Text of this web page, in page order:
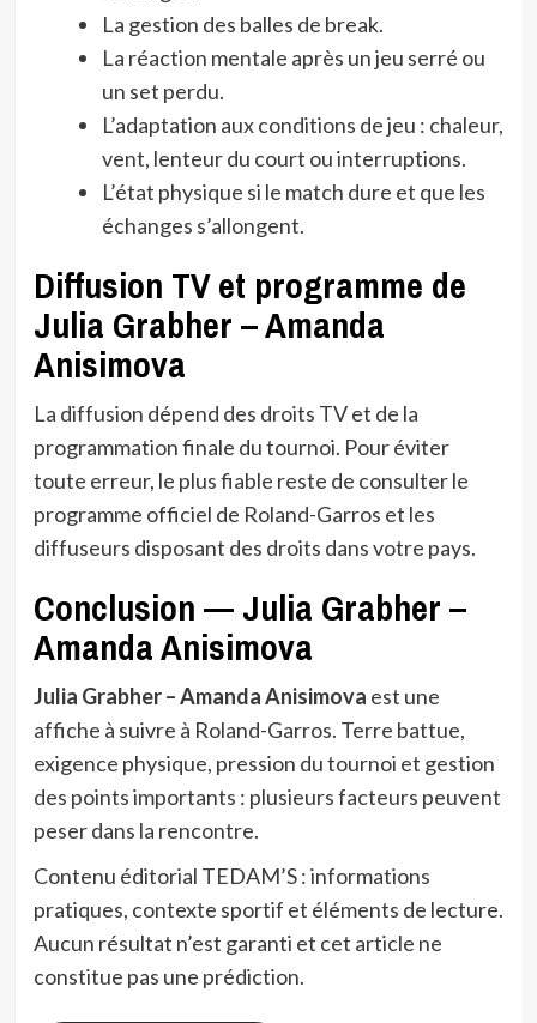
La gestion des balles de break.
La réaction mentale après un jeu serré ou
un set perdu.
L’adaptation aux conditions de jeu : chaleur,
vent, lenteur du court ou interruptions.
L’état physique si le match dure et que les
échanges s’allongent.
Diffusion TV et programme de
Julia Grabher – Amanda
Anisimova
La diffusion dépend des droits TV et de la
programmation finale du tournoi. Pour éviter
toute erreur, le plus fiable reste de consulter le
programme officiel de Roland-Garros et les
diffuseurs disposant des droits dans votre pays.
Conclusion — Julia Grabher –
Amanda Anisimova
Julia Grabher – Amanda Anisimova est une
affiche à suivre à Roland-Garros. Terre battue,
exigence physique, pression du tournoi et gestion
des points importants : plusieurs facteurs peuvent
peser dans la rencontre.
Contenu éditorial TEDAM’S : informations
pratiques, contexte sportif et éléments de lecture.
Aucun résultat n’est garanti et cet article ne
constitue pas une prédiction.